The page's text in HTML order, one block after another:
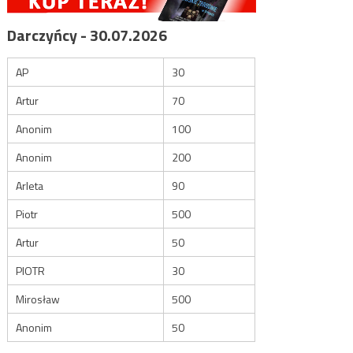
Darczyńcy - 30.07.2026
AP
30
Artur
70
Anonim
100
Anonim
200
Arleta
90
Piotr
500
Artur
50
PIOTR
30
Mirosław
500
Anonim
50